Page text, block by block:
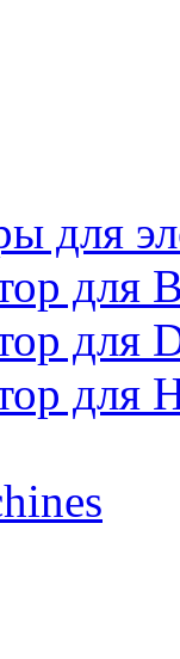
для
для
для
для